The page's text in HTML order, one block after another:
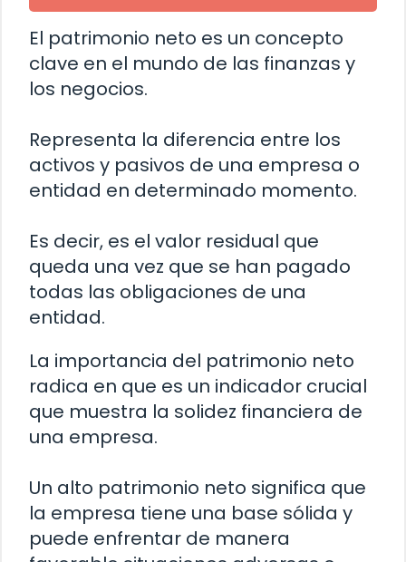
El patrimonio neto es un concepto
clave en el mundo de las finanzas y
los negocios.
Representa la diferencia entre los
activos y pasivos de una empresa o
entidad en determinado momento.
Es decir, es el valor residual que
queda una vez que se han pagado
todas las obligaciones de una
entidad.
La importancia del patrimonio neto
radica en que es un indicador crucial
que muestra la solidez financiera de
una empresa.
Un alto patrimonio neto significa que
la empresa tiene una base sólida y
puede enfrentar de manera